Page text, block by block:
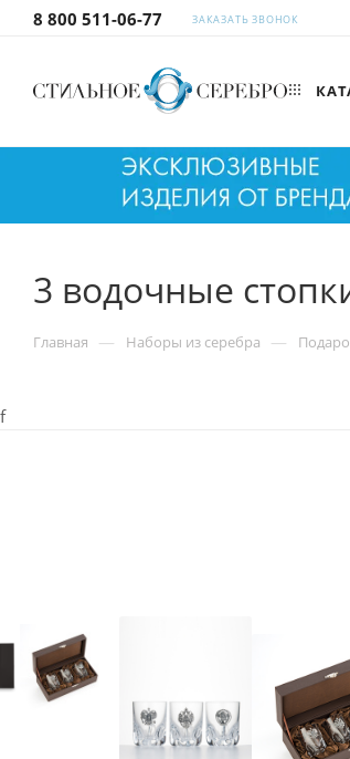
8 800 511-06-77 ЗАКАЗАТЬ ЗВОНОК
3 водочные
Главная — Наборы из серебра —
f